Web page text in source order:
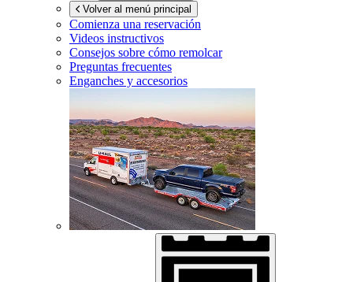
Volver al menú principal
Comienza una reservación
Videos instructivos
Consejos sobre cómo remolcar
Preguntas frecuentes
Enganches y accesorios